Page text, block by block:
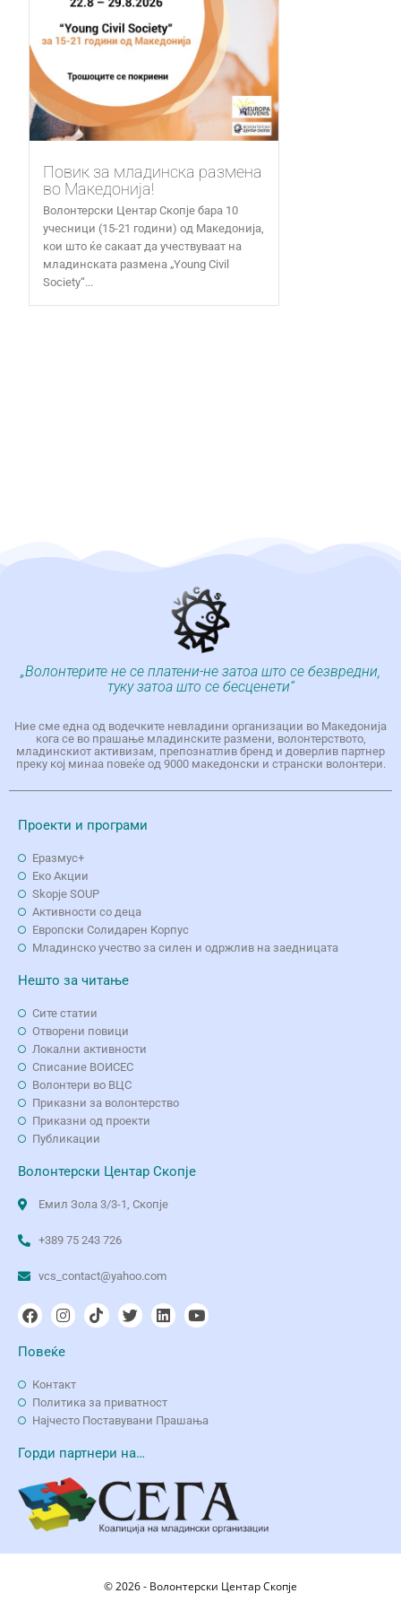
Повик за младинска размена
во Македонија!
Волонтерски Центар Скопје бара 10
учесници (15-21 години) од Македонија,
кои што ќе сакаат да учествуваат на
младинската размена „Young Civil
Society“...
„Волонтерите не се платени-не затоа што се безвредни,
туку затоа што се бесценети“
Ние сме една од водечките невладини организации во Македонија
кога се во прашање младинските размени, волонтерството,
младинскиот активизам, препознатлив бренд и доверлив партнер
преку кој минаа повеќе од 9000 македонски и странски волонтери.
Проекти и програми
Еразмус+
Еко Aкции
Skopje SOUP
Активности со деца
Европски Солидарен Корпус
Младинско учество за силен и одржлив на заедницата
Нешто за читање
Сите статии
Отворени повици
Локални активности
Списание ВОИСЕС
Волонтери во ВЦС
Приказни за волонтерство
Приказни од проекти
Публикации
Волонтерски Центар Скопје
Емил Зола 3/3-1, Скопје
+389 75 243 726
vcs_contact@yahoo.com
Повеќе
Контакт
Политика за приватност
Најчесто Поставувани Прашања
Горди партнери на…
© 2026 - Волонтерски Центар Скопје